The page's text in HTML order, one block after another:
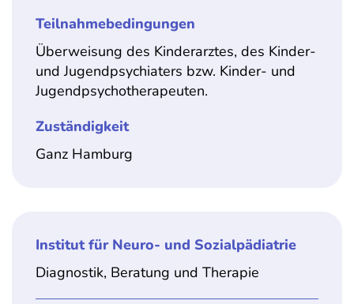
Teilnahmebedingungen
Überweisung des Kinderarztes, des Kinder-
und Jugendpsychiaters bzw. Kinder- und
Jugendpsychotherapeuten.
Zuständigkeit
Ganz Hamburg
Institut für Neuro- und Sozialpädiatrie
Diagnostik, Beratung und Therapie